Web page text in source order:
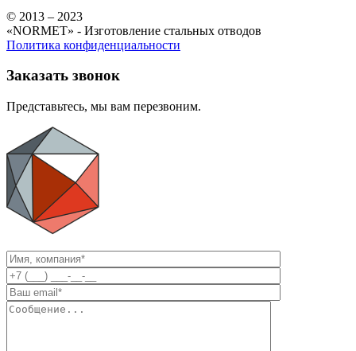
© 2013 – 2023
«NORMET» - Изготовление стальных отводов
Политика конфиденциальности
Заказать звонок
Представьтесь, мы вам перезвоним.